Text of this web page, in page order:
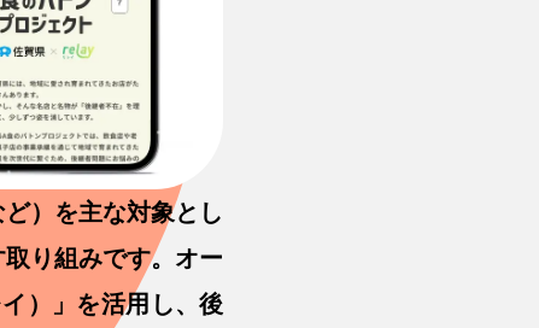
）を主な対象とし
り組みです。オー
）」を活用し、後